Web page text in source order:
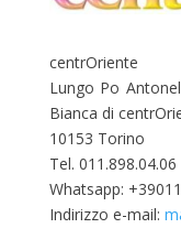
centrOriente
Lungo Po
Bianca di
10153 Torino
Tel. 011.898.04.06
Whatsapp:
Indirizzo e-mail: